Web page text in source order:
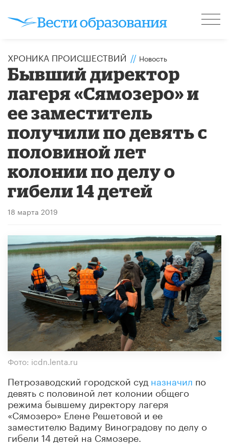
ХРОНИКА ПРОИСШЕСТВИЙ // Новость
Бывший директор
лагеря «Сямозеро» и
ее заместитель
получили по девять с
половиной лет
колонии по делу о
гибели 14 детей
18 марта 2019
Фото: icdn.lenta.ru
Петрозаводский городской суд назначил по
девять с половиной лет колонии общего
режима бывшему директору лагеря
«Сямозеро» Елене Решетовой и ее
заместителю Вадиму Виноградову по делу о
гибели 14 детей на Сямозере.